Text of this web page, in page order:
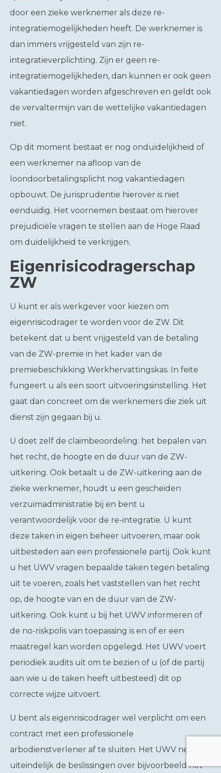
door een zieke werknemer als deze re-
integratiemogelijkheden heeft. De werknemer is
dan immers vrijgesteld van zijn re-
integratieverplichting. Zijn er geen re-
integratiemogelijkheden, dan kunnen er ook geen
vakantiedagen worden afgeschreven en geldt ook
de vervaltermijn van de wettelijke vakantiedagen
niet.
Op dit moment bestaat er nog onduidelijkheid of
een werknemer na afloop van de
loondoorbetalingsplicht nog vakantiedagen
opbouwt. De jurisprudentie hierover is niet
eenduidig. Het voornemen bestaat om hierover
prejudiciële vragen te stellen aan de Hoge Raad
om duidelijkheid te verkrijgen.
Eigenrisicodragerschap
ZW
U kunt er als werkgever voor kiezen om
eigenrisicodrager te worden voor de ZW. Dit
betekent dat u bent vrijgesteld van de betaling
van de ZW-premie in het kader van de
premiebeschikking Werkhervattingskas. In feite
fungeert u als een soort uitvoeringsinstelling. Het
gaat dan concreet om de werknemers die ziek uit
dienst zijn gegaan bij u.
U doet zelf de claimbeoordeling: het bepalen van
het recht, de hoogte en de duur van de ZW-
uitkering. Ook betaalt u de ZW-uitkering aan de
zieke werknemer, houdt u een gescheiden
verzuimadministratie bij en bent u
verantwoordelijk voor de re-integratie. U kunt
deze taken in eigen beheer uitvoeren, maar ook
uitbesteden aan een professionele partij. Ook kunt
u het UWV vragen bepaalde taken tegen betaling
uit te voeren, zoals het vaststellen van het recht
op, de hoogte van en de duur van de ZW-
uitkering. Ook kunt u bij het UWV informeren of
de no-riskpolis van toepassing is en of er een
maatregel kan worden opgelegd. Het UWV voert
periodiek audits uit om te bezien of u (of de partij
aan wie u de taken heeft uitbesteed) dit op
correcte wijze uitvoert.
U bent als eigenrisicodrager wel verplicht om een
contract met een professionele
arbodienstverlener af te sluiten. Het UWV neemt
uiteindelijk de beslissingen over bijvoorbeeld het